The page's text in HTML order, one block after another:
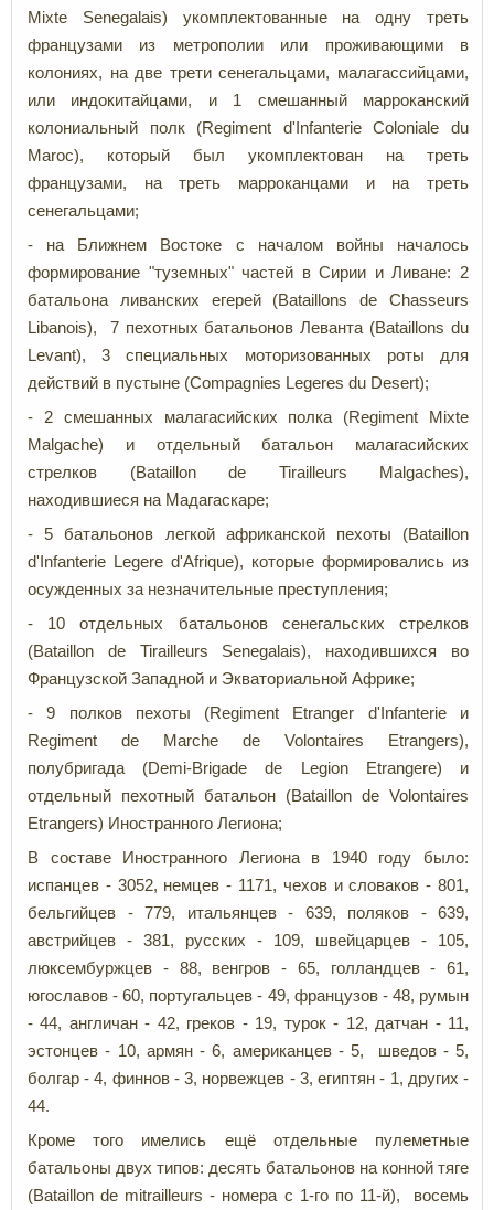
Mixte Senegalais) укомплектованные на одну треть
французами из метрополии или проживающими в
колониях, на две трети сенегальцами, малагассийцами,
или индокитайцами, и 1 смешанный марроканский
колониальный полк (Regiment d'Infanterie Coloniale du
Maroc), который был укомплектован на треть
французами, на треть марроканцами и на треть
сенегальцами;
- на Ближнем Востоке с началом войны началось
формирование "туземных" частей в Сирии и Ливане: 2
батальона ливанских егерей (Bataillons de Chasseurs
Libanois), 7 пехотных батальонов Леванта (Bataillons du
Levant), 3 специальных моторизованных роты для
действий в пустыне (Compagnies Legeres du Desert);
- 2 смешанных малагасийских полка (Regiment Mixte
Malgache) и отдельный батальон малагасийских
стрелков (Bataillon de Tirailleurs Malgaches),
находившиеся на Мадагаскаре;
- 5 батальонов легкой африканской пехоты (Bataillon
d'Infanterie Legere d'Afrique), которые формировались из
осужденных за незначительные преступления;
- 10 отдельных батальонов сенегальских стрелков
(Bataillon de Tirailleurs Senegalais), находившихся во
Французской Западной и Экваториальной Африке;
- 9 полков пехоты (Regiment Etranger d'Infanterie и
Regiment de Marche de Volontaires Etrangers),
полубригада (Demi-Brigade de Legion Etrangere) и
отдельный пехотный батальон (Bataillon de Volontaires
Etrangers) Иностранного Легиона;
В составе Иностранного Легиона в 1940 году было:
испанцев - 3052, немцев - 1171, чехов и словаков - 801,
бельгийцев - 779, итальянцев - 639, поляков - 639,
австрийцев - 381, русских - 109, швейцарцев - 105,
люксембуржцев - 88, венгров - 65, голландцев - 61,
югославов - 60, португальцев - 49, французов - 48, румын
- 44, англичан - 42, греков - 19, турок - 12, датчан - 11,
эстонцев - 10, армян - 6, американцев - 5, шведов - 5,
болгар - 4, финнов - 3, норвежцев - 3, египтян - 1, других -
44.
Кроме того имелись ещё отдельные пулеметные
батальоны двух типов: десять батальонов на конной тяге
(Bataillon de mitrailleurs - номера с 1-го по 11-й), восемь